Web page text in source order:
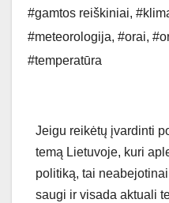
#gamtos reiškiniai,
#meteorologija, #orai,
#temperatūra
Jeigu reikėtų įvardinti
temą Lietuvoje, kuri
politiką, tai
saugi ir visada aktuali